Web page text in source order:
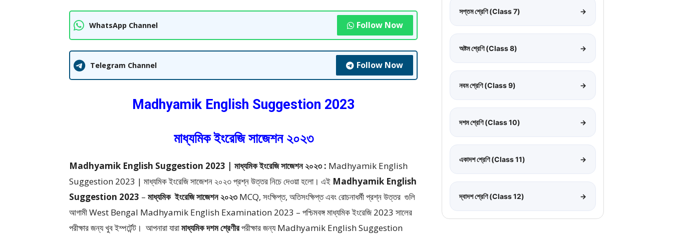
WhatsApp Channel Follow Now
Telegram Channel Follow Now
Madhyamik English Suggestion 2023
মাধ্যমিক ইংরেজি সাজেশন ২০২৩
Madhyamik English Suggestion 2023 | মাধ্যমিক ইংরেজি সাজেশন ২০২৩ : Madhyamik English
Suggestion 2023 | মাধ্যমিক ইংরেজি সাজেশন ২০২৩ প্রশ্ন উত্তরনিচে দেওয়া হলো। এই Madhyamik English
Suggestion 2023 – মাধ্যমিক ইংরেজি সাজেশন ২০২৩MCQ, সংক্ষিপ্ত, অতিসংক্ষিপ্ত এবং রোচনাধর্মী প্রশ্ন উত্তর গুলি
আগামী West Bengal Madhyamik English Examination 2023 – পশ্চিমবঙ্গ মাধ্যমিক ইংরেজি 2023 সালের
পরীক্ষার জন্য খুব ইম্পর্টেন্ট। আপনারা যারামাধ্যমিক দশম শ্রেণীরপরীক্ষার জন্য Madhyamik English Suggestion
সপ্তম শ্রেণি (Class 7) →
অষ্টম শ্রেণি (Class 8) →
নবম শ্রেণি (Class 9) →
দশম শ্রেণি (Class 10) →
একাদশ শ্রেণি (Class 11) →
দ্বাদশ শ্রেণি (Class 12) →